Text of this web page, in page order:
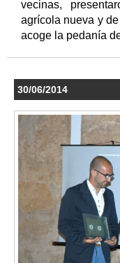
vecinas,
agrícola nueva y
acoge la pedanía
30/06/2014